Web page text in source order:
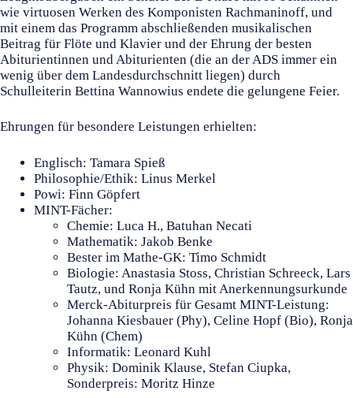
wie virtuosen Werken des Komponisten Rachmaninoff, und
mit einem das Programm abschließenden musikalischen
Beitrag für Flöte und Klavier und der Ehrung der besten
Abiturientinnen und Abiturienten (die an der ADS immer ein
wenig über dem Landesdurchschnitt liegen) durch
Schulleiterin Bettina Wannowius endete die gelungene Feier.
Ehrungen für besondere Leistungen erhielten:
Englisch: Tamara Spieß
Philosophie/Ethik: Linus Merkel
Powi: Finn Göpfert
MINT-Fächer:
Chemie: Luca H., Batuhan Necati
Mathematik: Jakob Benke
Bester im Mathe-GK: Timo Schmidt
Biologie: Anastasia Stoss, Christian Schreeck, Lars
Tautz, und Ronja Kühn mit Anerkennungsurkunde
Merck-Abiturpreis für Gesamt MINT-Leistung:
Johanna Kiesbauer (Phy), Celine Hopf (Bio), Ronja
Kühn (Chem)
Informatik: Leonard Kuhl
Physik: Dominik Klause, Stefan Ciupka,
Sonderpreis: Moritz Hinze